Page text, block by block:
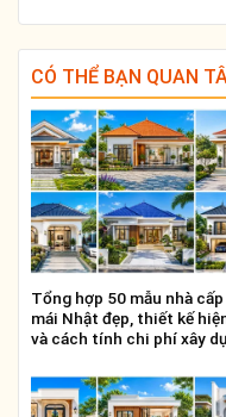
CÓ THỂ BẠN QUAN
Tổng hợp 50 mẫu nhà cấp
mái Nhật đẹp, thiết kế
và cách tính chi phí xây